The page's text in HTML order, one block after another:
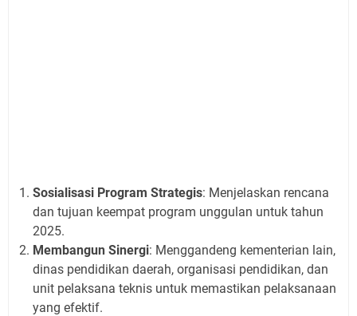
Sosialisasi Program Strategis: Menjelaskan rencana
dan tujuan keempat program unggulan untuk tahun
2025.
Membangun Sinergi: Menggandeng kementerian lain,
dinas pendidikan daerah, organisasi pendidikan, dan
unit pelaksana teknis untuk memastikan pelaksanaan
yang efektif.